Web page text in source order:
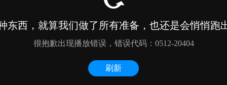
东西，就算我们做了所有准备，也还是会悄悄跑
很抱歉出现播放错误，错误代码：0512-20404
刷新